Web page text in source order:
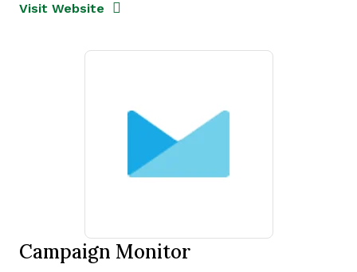
Visit Website Opens New Window
Campaign Monitor